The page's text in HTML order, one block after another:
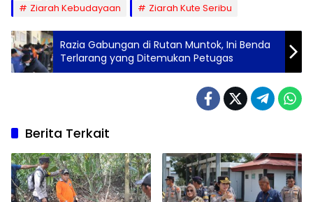
Ziarah Kebudayaan
Ziarah Kute Seribu
Razia Gabungan di Rutan Muntok, Ini Benda
Terlarang yang Ditemukan Petugas
Berita Terkait